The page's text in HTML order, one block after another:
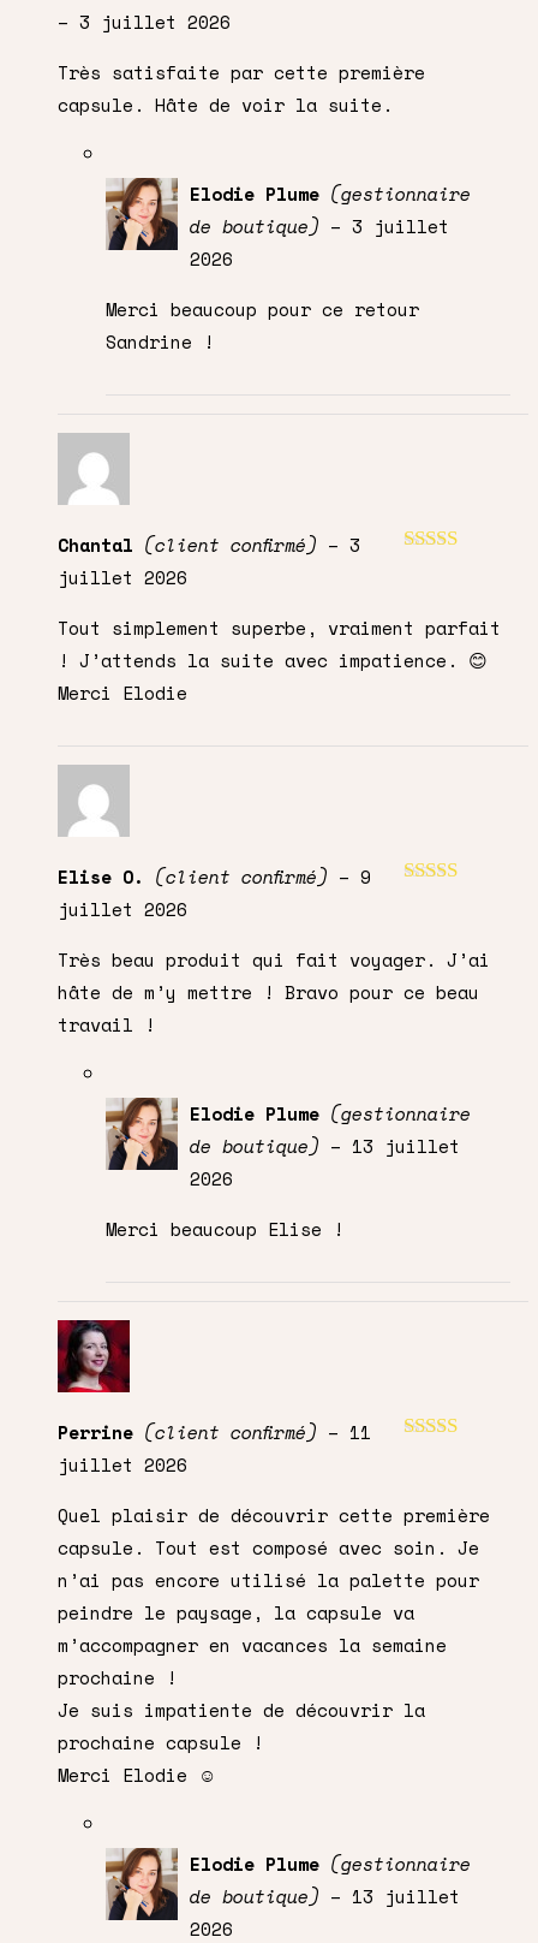
– 3 juillet 2026
Très satisfaite par cette première
capsule. Hâte de voir la suite.
Elodie Plume (gestionnaire
de boutique) – 3 juillet
2026
Merci beaucoup pour ce retour
Sandrine !
Chantal (client confirmé) – 3
juillet 2026
Tout simplement superbe, vraiment parfait
! J’attends la suite avec impatience. 😊
Merci Elodie
Elise O. (client confirmé) – 9
juillet 2026
Très beau produit qui fait voyager. J’ai
hâte de m’y mettre ! Bravo pour ce beau
travail !
Elodie Plume (gestionnaire
de boutique) – 13 juillet
2026
Merci beaucoup Elise !
Perrine (client confirmé) – 11
juillet 2026
Quel plaisir de découvrir cette première
capsule. Tout est composé avec soin. Je
n’ai pas encore utilisé la palette pour
peindre le paysage, la capsule va
m’accompagner en vacances la semaine
prochaine !
Je suis impatiente de découvrir la
prochaine capsule !
Merci Elodie ☺️
Elodie Plume (gestionnaire
de boutique) – 13 juillet
2026